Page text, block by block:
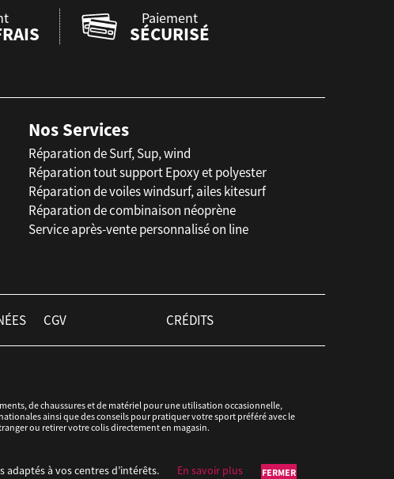
Paiement
SÉCURISÉ
Nos Services
Réparation de Surf, Sup, wind
Réparation tout support Epoxy et polyester
Réparation de voiles windsurf, ailes kitesurf
Réparation de combinaison néoprène
Service après-vente personnalisé on line
CGV CRÉDITS
de chaussures et de matériel pour une utilisation occasionnelle,
ainsi que des conseils pour pratiquer votre sport préféré avec le
ou retirer votre colis directement en magasin.
à vos centres d’intérêts. En savoir plus FERMER